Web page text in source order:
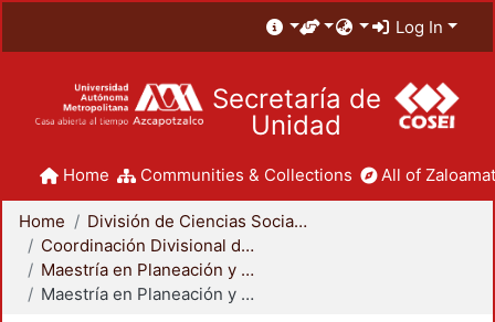
Log In
Secretaría de
Unidad
Home Communities & Collections All of
Home
División de Ciencias Sociales y Humanidades
Coordinación Divisional de Posgrado
Maestría en Planeación y Políticas Metropolitanas
Maestría en Planeación y Políticas Metropolitanas